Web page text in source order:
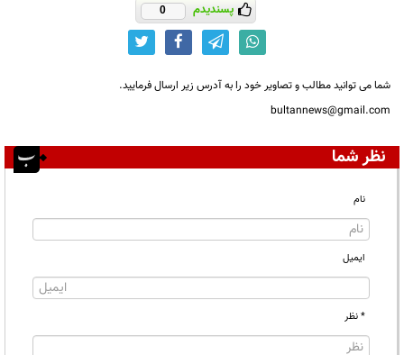
پسندیدم 0
شما می توانید مطالب و تصاویر خود را به آدرس زیر ارسال فرمایید.
bultannews@gmail.com
نظر شما
نام
ایمیل
* نظر